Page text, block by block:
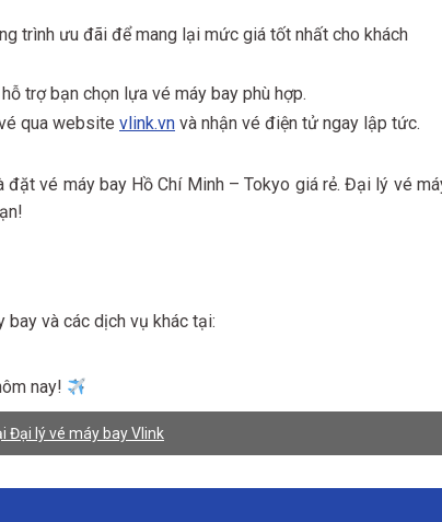
trình ưu đãi để mang lại mức giá tốt nhất cho khách
trợ bạn chọn lựa vé máy bay phù hợp.
qua website vlink.vn và nhận vé điện tử ngay lập tức.
vé máy bay Hồ Chí Minh – Tokyo giá rẻ. Đại lý vé
và các dịch vụ khác tại:
nay!
Đại lý vé máy bay Vlink